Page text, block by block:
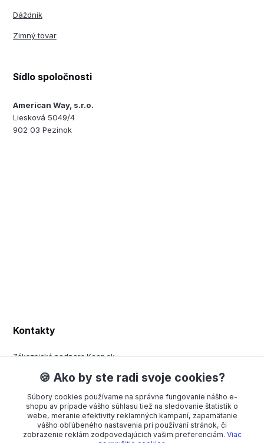
Dáždnik
Zimný tovar
Sídlo spoločnosti
American Way, s.r.o.
Liesková 5049/4
902 03 Pezinok
Kontakty
Zákaznická podpora Keen.sk
+420 377 443 970
(Po-Pá, 8-15 hod.)
order@americanway.sk
🍪 Ako by ste radi svoje cookies?
Súbory cookies používame na správne fungovanie nášho e-
shopu av prípade vášho súhlasu tiež na sledovanie štatistík o
webe, meranie efektivity reklamných kampaní, zapamätanie
vášho obľúbeného nastavenia pri používaní stránok, či
zobrazenie reklám zodpovedajúcich vašim preferenciám. Viac